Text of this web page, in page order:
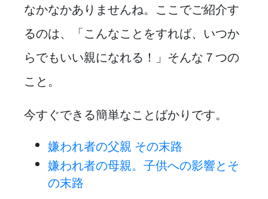
なかなかありませんね。ここでご紹介す
るのは、「こんなことをすれば、いつか
らでもいい親になれる！」そんな７つの
こと。
今すぐできる簡単なことばかりです。
嫌われ者の父親 その末路
嫌われ者の母親。子供への影響とそ
の末路